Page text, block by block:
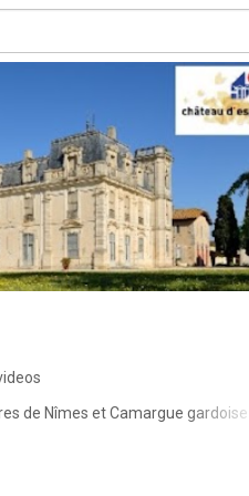
de Nîmes et Camargue
des spécialistes du